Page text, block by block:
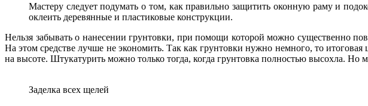
Мастеру следует подумать о том, как правильно защитить оконную раму и
оклеить деревянные и пластиковые конструкции.
Нельзя забывать о нанесении грунтовки, при помощи которой можно существенно
На этом средстве лучше не экономить. Так как грунтовки нужно немного, то
на высоте. Штукатурить можно только тогда, когда грунтовка полностью высохла. Но
Заделка всех щелей